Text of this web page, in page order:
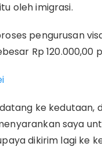
oleh imigrasi.
pengurusan
Rp 120.000,00
ke
saya
dikirim lagi ke